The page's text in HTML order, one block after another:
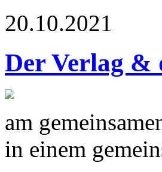
20.10.2021
Der Verlag &
am
in einem